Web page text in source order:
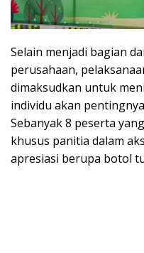
Selain menjadi bagian
perusahaan,
dimaksudkan untuk
individu akan
Sebanyak 8 peserta
khusus panitia dalam
apresiasi berupa botol